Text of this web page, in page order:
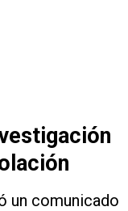
un comunicado